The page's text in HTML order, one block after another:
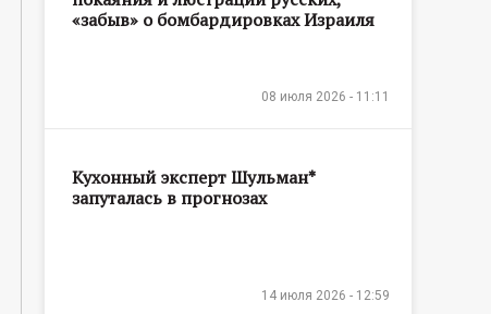
«забыв» о бомбардировках Израиля
08 июля 2026 - 11:11
Кухонный эксперт Шульман*
запуталась в прогнозах
14 июля 2026 - 12:59